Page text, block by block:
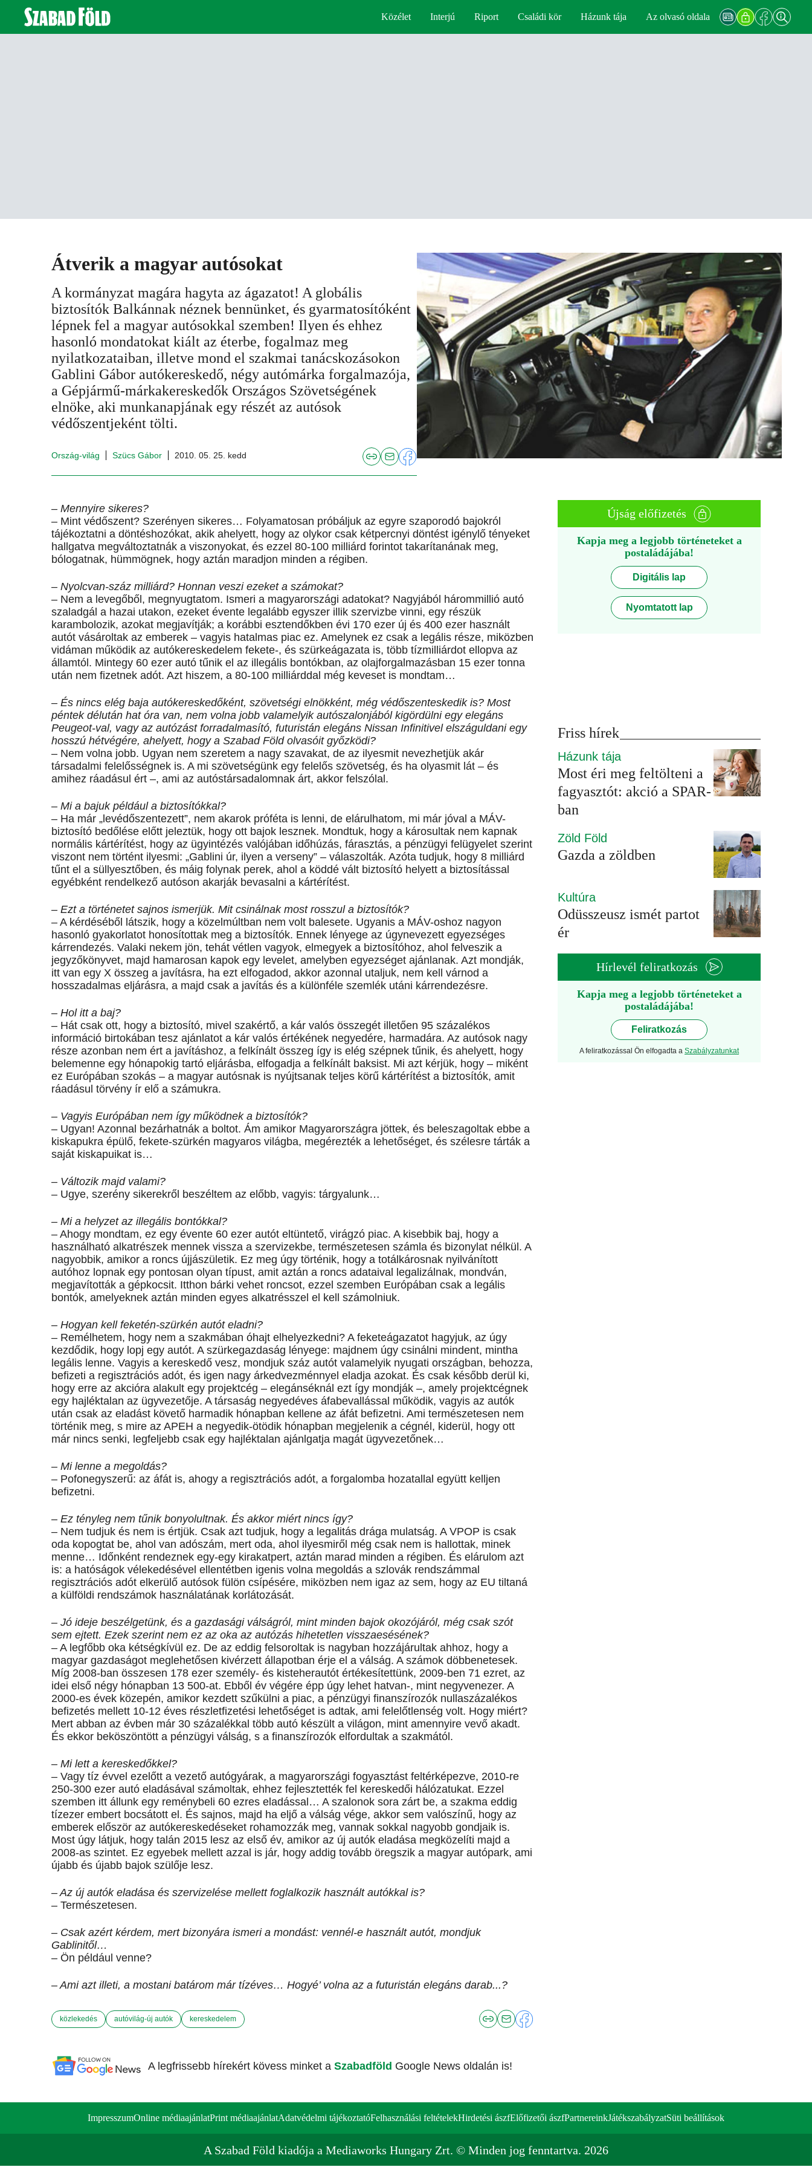
Közélet Interjú Riport Családi kör Házunk tája Az olvasó oldala
Átverik a magyar autósokat
A kormányzat magára hagyta az ágazatot! A globális
biztosítók Balkánnak néznek bennünket, és gyarmatosítóként
lépnek fel a magyar autósokkal szemben! Ilyen és ehhez
hasonló mondatokat kiált az éterbe, fogalmaz meg
nyilatkozataiban, illetve mond el szakmai tanácskozásokon
Gablini Gábor autókereskedő, négy autómárka forgalmazója,
a Gépjármű-márkakereskedők Országos Szövetségének
elnöke, aki munkanapjának egy részét az autósok
védőszentjeként tölti.
Ország-világ Szücs Gábor 2010. 05. 25. kedd
– Mennyire sikeres?
– Mint védőszent? Szerényen sikeres… Folyamatosan próbáljuk az egyre szaporodó bajokról
tájékoztatni a döntéshozókat, akik ahelyett, hogy az olykor csak kétpercnyi döntést igénylő tényeket
hallgatva megváltoztatnák a viszonyokat, és ezzel 80-100 milliárd forintot takarítanának meg,
bólogatnak, hümmögnek, hogy aztán maradjon minden a régiben.
– Nyolcvan-száz milliárd? Honnan veszi ezeket a számokat?
– Nem a levegőből, megnyugtatom. Ismeri a magyarországi adatokat? Nagyjából hárommillió autó
szaladgál a hazai utakon, ezeket évente legalább egyszer illik szervizbe vinni, egy részük
karambolozik, azokat megjavítják; a korábbi esztendőkben évi 170 ezer új és 400 ezer használt
autót vásároltak az emberek – vagyis hatalmas piac ez. Amelynek ez csak a legális része, miközben
vidáman működik az autókereskedelem fekete-, és szürkeágazata is, több tízmilliárdot ellopva az
államtól. Mintegy 60 ezer autó tűnik el az illegális bontókban, az olajforgalmazásban 15 ezer tonna
után nem fizetnek adót. Azt hiszem, a 80-100 milliárddal még keveset is mondtam…
– És nincs elég baja autókereskedőként, szövetségi elnökként, még védőszenteskedik is? Most
péntek délután hat óra van, nem volna jobb valamelyik autószalonjából kigördülni egy elegáns
Peugeot-val, vagy az autózást forradalmasító, futuristán elegáns Nissan Infinitivel elszáguldani egy
hosszú hétvégére, ahelyett, hogy a Szabad Föld olvasóit győzködi?
– Nem volna jobb. Ugyan nem szeretem a nagy szavakat, de az ilyesmit nevezhetjük akár
társadalmi felelősségnek is. A mi szövetségünk egy felelős szövetség, és ha olyasmit lát – és
amihez ráadásul ért –, ami az autóstársadalomnak árt, akkor felszólal.
– Mi a bajuk például a biztosítókkal?
– Ha már „levédőszentezett”, nem akarok próféta is lenni, de elárulhatom, mi már jóval a MÁV-
biztosító bedőlése előtt jeleztük, hogy ott bajok lesznek. Mondtuk, hogy a károsultak nem kapnak
normális kártérítést, hogy az ügyintézés valójában időhúzás, fárasztás, a pénzügyi felügyelet szerint
viszont nem történt ilyesmi: „Gablini úr, ilyen a verseny” – válaszolták. Azóta tudjuk, hogy 8 milliárd
tűnt el a süllyesztőben, és máig folynak perek, ahol a köddé vált biztosító helyett a biztosítással
egyébként rendelkező autóson akarják bevasalni a kártérítést.
– Ezt a történetet sajnos ismerjük. Mit csinálnak most rosszul a biztosítók?
– A kérdéséből látszik, hogy a közelmúltban nem volt balesete. Ugyanis a MÁV-oshoz nagyon
hasonló gyakorlatot honosítottak meg a biztosítók. Ennek lényege az úgynevezett egyezséges
kárrendezés. Valaki nekem jön, tehát vétlen vagyok, elmegyek a biztosítóhoz, ahol felveszik a
jegyzőkönyvet, majd hamarosan kapok egy levelet, amelyben egyezséget ajánlanak. Azt mondják,
itt van egy X összeg a javításra, ha ezt elfogadod, akkor azonnal utaljuk, nem kell várnod a
hosszadalmas eljárásra, a majd csak a javítás és a különféle szemlék utáni kárrendezésre.
– Hol itt a baj?
– Hát csak ott, hogy a biztosító, mivel szakértő, a kár valós összegét illetően 95 százalékos
információ birtokában tesz ajánlatot a kár valós értékének negyedére, harmadára. Az autósok nagy
része azonban nem ért a javításhoz, a felkínált összeg így is elég szépnek tűnik, és ahelyett, hogy
belemenne egy hónapokig tartó eljárásba, elfogadja a felkínált baksist. Mi azt kérjük, hogy – miként
ez Európában szokás – a magyar autósnak is nyújtsanak teljes körű kártérítést a biztosítók, amit
ráadásul törvény ír elő a számukra.
– Vagyis Európában nem így működnek a biztosítók?
– Ugyan! Azonnal bezárhatnák a boltot. Ám amikor Magyarországra jöttek, és beleszagoltak ebbe a
kiskapukra épülő, fekete-szürkén magyaros világba, megérezték a lehetőséget, és szélesre tárták a
saját kiskapuikat is…
– Változik majd valami?
– Ugye, szerény sikerekről beszéltem az előbb, vagyis: tárgyalunk…
– Mi a helyzet az illegális bontókkal?
– Ahogy mondtam, ez egy évente 60 ezer autót eltüntető, virágzó piac. A kisebbik baj, hogy a
használható alkatrészek mennek vissza a szervizekbe, természetesen számla és bizonylat nélkül. A
nagyobbik, amikor a roncs újjászületik. Ez meg úgy történik, hogy a totálkárosnak nyilvánított
autóhoz lopnak egy pontosan olyan típust, amit aztán a roncs adataival legalizálnak, mondván,
megjavították a gépkocsit. Itthon bárki vehet roncsot, ezzel szemben Európában csak a legális
bontók, amelyeknek aztán minden egyes alkatrésszel el kell számolniuk.
– Hogyan kell feketén-szürkén autót eladni?
– Remélhetem, hogy nem a szakmában óhajt elhelyezkedni? A feketeágazatot hagyjuk, az úgy
kezdődik, hogy lopj egy autót. A szürkegazdaság lényege: majdnem úgy csinálni mindent, mintha
legális lenne. Vagyis a kereskedő vesz, mondjuk száz autót valamelyik nyugati országban, behozza,
befizeti a regisztrációs adót, és igen nagy árkedvezménnyel eladja azokat. És csak később derül ki,
hogy erre az akcióra alakult egy projektcég – elegánséknál ezt így mondják –, amely projektcégnek
egy hajléktalan az ügyvezetője. A társaság negyedéves áfabevallással működik, vagyis az autók
után csak az eladást követő harmadik hónapban kellene az áfát befizetni. Ami természetesen nem
történik meg, s mire az APEH a negyedik-ötödik hónapban megjelenik a cégnél, kiderül, hogy ott
már nincs senki, legfeljebb csak egy hajléktalan ajánlgatja magát ügyvezetőnek…
– Mi lenne a megoldás?
– Pofonegyszerű: az áfát is, ahogy a regisztrációs adót, a forgalomba hozatallal együtt kelljen
befizetni.
– Ez tényleg nem tűnik bonyolultnak. És akkor miért nincs így?
– Nem tudjuk és nem is értjük. Csak azt tudjuk, hogy a legalitás drága mulatság. A VPOP is csak
oda kopogtat be, ahol van adószám, mert oda, ahol ilyesmiről még csak nem is hallottak, minek
menne… Időnként rendeznek egy-egy kirakatpert, aztán marad minden a régiben. És elárulom azt
is: a hatóságok vélekedésével ellentétben igenis volna megoldás a szlovák rendszámmal
regisztrációs adót elkerülő autósok fülön csípésére, miközben nem igaz az sem, hogy az EU tiltaná
a külföldi rendszámok használatának korlátozását.
– Jó ideje beszélgetünk, és a gazdasági válságról, mint minden bajok okozójáról, még csak szót
sem ejtett. Ezek szerint nem ez az oka az autózás hihetetlen visszaesésének?
– A legfőbb oka kétségkívül ez. De az eddig felsoroltak is nagyban hozzájárultak ahhoz, hogy a
magyar gazdaságot meglehetősen kivérzett állapotban érje el a válság. A számok döbbenetesek.
Míg 2008-ban összesen 178 ezer személy- és kisteherautót értékesítettünk, 2009-ben 71 ezret, az
idei első négy hónapban 13 500-at. Ebből év végére épp úgy lehet hatvan-, mint negyvenezer. A
2000-es évek közepén, amikor kezdett szűkülni a piac, a pénzügyi finanszírozók nullaszázalékos
befizetés mellett 10-12 éves részletfizetési lehetőséget is adtak, ami felelőtlenség volt. Hogy miért?
Mert abban az évben már 30 százalékkal több autó készült a világon, mint amennyire vevő akadt.
És ekkor beköszöntött a pénzügyi válság, s a finanszírozók elfordultak a szakmától.
– Mi lett a kereskedőkkel?
– Vagy tíz évvel ezelőtt a vezető autógyárak, a magyarországi fogyasztást feltérképezve, 2010-re
250-300 ezer autó eladásával számoltak, ehhez fejlesztették fel kereskedői hálózatukat. Ezzel
szemben itt állunk egy reménybeli 60 ezres eladással… A szalonok sora zárt be, a szakma eddig
tízezer embert bocsátott el. És sajnos, majd ha eljő a válság vége, akkor sem valószínű, hogy az
emberek először az autókereskedéseket rohamozzák meg, vannak sokkal nagyobb gondjaik is.
Most úgy látjuk, hogy talán 2015 lesz az első év, amikor az új autók eladása megközelíti majd a
2008-as szintet. Ez egyebek mellett azzal is jár, hogy addig tovább öregszik a magyar autópark, ami
újabb és újabb bajok szülője lesz.
– Az új autók eladása és szervizelése mellett foglalkozik használt autókkal is?
– Természetesen.
– Csak azért kérdem, mert bizonyára ismeri a mondást: vennél-e használt autót, mondjuk
Gablinitől…
– Ön például venne?
– Ami azt illeti, a mostani batárom már tízéves… Hogyé’ volna az a futuristán elegáns darab...?
közlekedés autóvilág-új autók kereskedelem
A legfrissebb hírekért kövess minket a Szabadföld Google News oldalán is!
Újság előfizetés
Kapja meg a legjobb történeteket a
postaládájába!
Digitális lap
Nyomtatott lap
Friss hírek
Házunk tája
Most éri meg feltölteni a
fagyasztót: akció a SPAR-
ban
Zöld Föld
Gazda a zöldben
Kultúra
Odüsszeusz ismét partot
ér
Hírlevél feliratkozás
Kapja meg a legjobb történeteket a
postaládájába!
Feliratkozás
A feliratkozással Ön elfogadta a Szabályzatunkat
ImpresszumOnline médiaajánlatPrint médiaajánlatAdatvédelmi tájékoztatóFelhasználási feltételekHirdetési ászfElőfizetői ászfPartnereinkJátékszabályzatSüti beállítások
A Szabad Föld kiadója a Mediaworks Hungary Zrt. © Minden jog fenntartva. 2026